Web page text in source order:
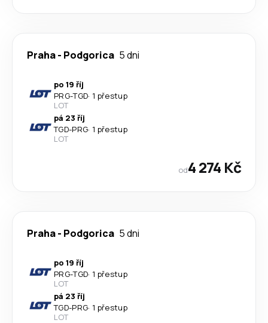
Praha- Podgorica 5 dni
po 19 říj
PRG-TGD· 1 přestup
LOT
pá 23 říj
TGD-PRG· 1 přestup
LOT
od4 274 Kč
Praha- Podgorica 5 dni
po 19 říj
PRG-TGD· 1 přestup
LOT
pá 23 říj
TGD-PRG· 1 přestup
LOT